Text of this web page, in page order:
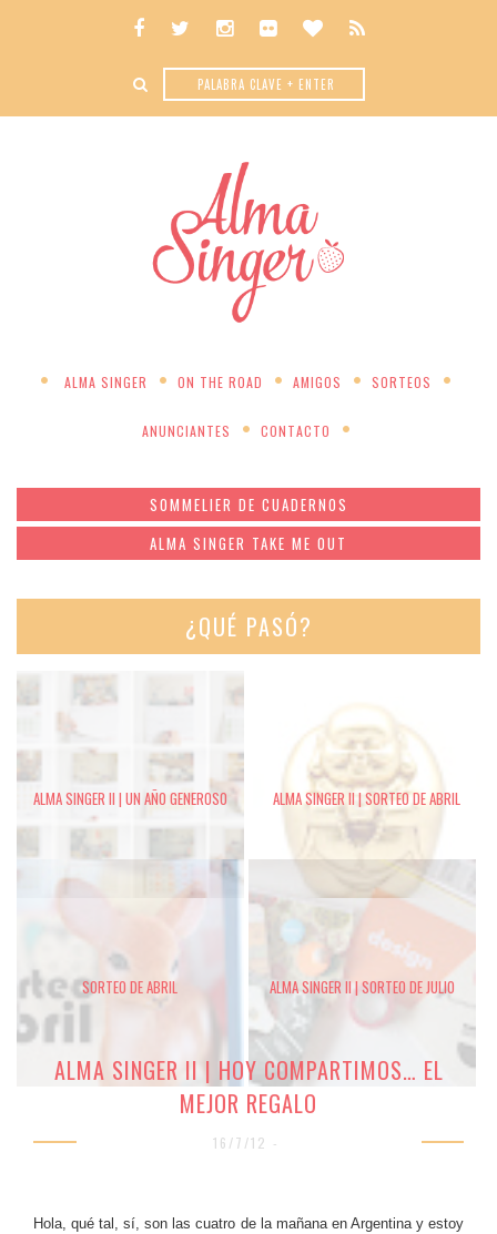
ALMA SINGER ON THE ROAD AMIGOS SORTEOS
ANUNCIANTES CONTACTO
SOMMELIER DE CUADERNOS
ALMA SINGER TAKE ME OUT
¿QUÉ PASÓ?
ALMA SINGER II | UN AÑO GENEROSO ALMA SINGER II | SORTEO DE ABRIL
SORTEO DE ABRIL ALMA SINGER II | SORTEO DE JULIO
ALMA SINGER II | HOY COMPARTIMOS… EL
MEJOR REGALO
16/7/12 -
Hola, qué tal, sí, son las cuatro de la mañana en Argentina y estoy